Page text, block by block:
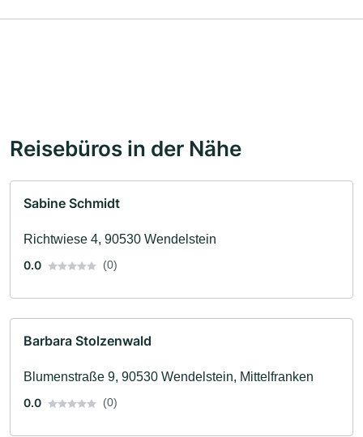
Reisebüros in der Nähe
Sabine Schmidt
Richtwiese 4, 90530 Wendelstein
0.0
(0)
Barbara Stolzenwald
Blumenstraße 9, 90530 Wendelstein, Mittelfranken
0.0
(0)